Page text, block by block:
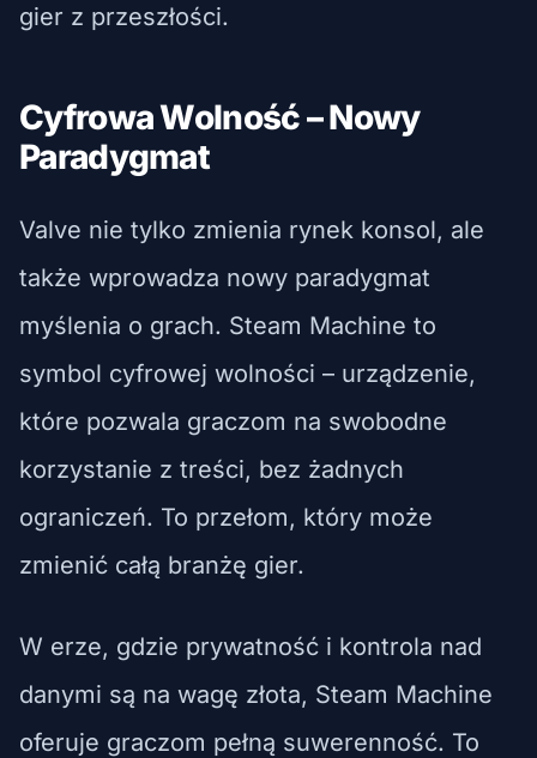
gier z przeszłości.
Cyfrowa Wolność – Nowy
Paradygmat
Valve nie tylko zmienia rynek konsol, ale
także wprowadza nowy paradygmat
myślenia o grach. Steam Machine to
symbol cyfrowej wolności – urządzenie,
które pozwala graczom na swobodne
korzystanie z treści, bez żadnych
ograniczeń. To przełom, który może
zmienić całą branżę gier.
W erze, gdzie prywatność i kontrola nad
danymi są na wagę złota, Steam Machine
oferuje graczom pełną suwerenność. To